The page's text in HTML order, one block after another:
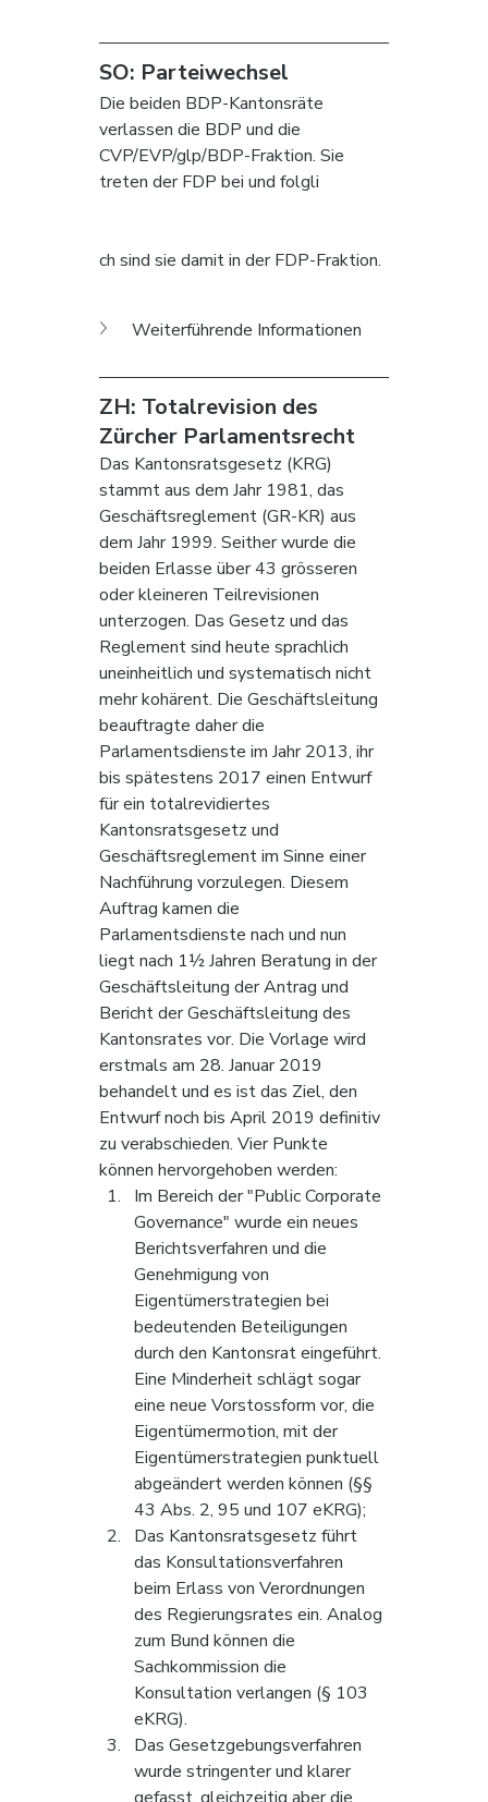
SO: Parteiwechsel
Die beiden BDP-Kantonsräte
verlassen die BDP und die
CVP/EVP/glp/BDP-Fraktion. Sie
treten der FDP bei und folgli
ch sind sie damit in der FDP-Fraktion.
Weiterführende Informationen
ZH: Totalrevision des
Zürcher Parlamentsrecht
Das Kantonsratsgesetz (KRG)
stammt aus dem Jahr 1981, das
Geschäftsreglement (GR-KR) aus
dem Jahr 1999. Seither wurde die
beiden Erlasse über 43 grösseren
oder kleineren Teilrevisionen
unterzogen. Das Gesetz und das
Reglement sind heute sprachlich
uneinheitlich und systematisch nicht
mehr kohärent. Die Geschäftsleitung
beauftragte daher die
Parlamentsdienste im Jahr 2013, ihr
bis spätestens 2017 einen Entwurf
für ein totalrevidiertes
Kantonsratsgesetz und
Geschäftsreglement im Sinne einer
Nachführung vorzulegen. Diesem
Auftrag kamen die
Parlamentsdienste nach und nun
liegt nach 1½ Jahren Beratung in der
Geschäftsleitung der Antrag und
Bericht der Geschäftsleitung des
Kantonsrates vor. Die Vorlage wird
erstmals am 28. Januar 2019
behandelt und es ist das Ziel, den
Entwurf noch bis April 2019 definitiv
zu verabschieden. Vier Punkte
können hervorgehoben werden:
Im Bereich der "Public Corporate
Governance" wurde ein neues
Berichtsverfahren und die
Genehmigung von
Eigentümerstrategien bei
bedeutenden Beteiligungen
durch den Kantonsrat eingeführt.
Eine Minderheit schlägt sogar
eine neue Vorstossform vor, die
Eigentümermotion, mit der
Eigentümerstrategien punktuell
abgeändert werden können (§§
43 Abs. 2, 95 und 107 eKRG);
Das Kantonsratsgesetz führt
das Konsultationsverfahren
beim Erlass von Verordnungen
des Regierungsrates ein. Analog
zum Bund können die
Sachkommission die
Konsultation verlangen (§ 103
eKRG).
Das Gesetzgebungsverfahren
wurde stringenter und klarer